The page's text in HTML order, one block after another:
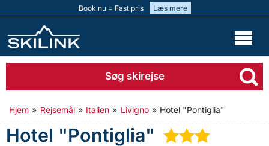
Book nu = Fast pris Læs mere
Søg skirejse
Hjem » Rejsemål » Italien » Livigno » Hotel "Pontiglia"
Hotel "Pontiglia" ★★★